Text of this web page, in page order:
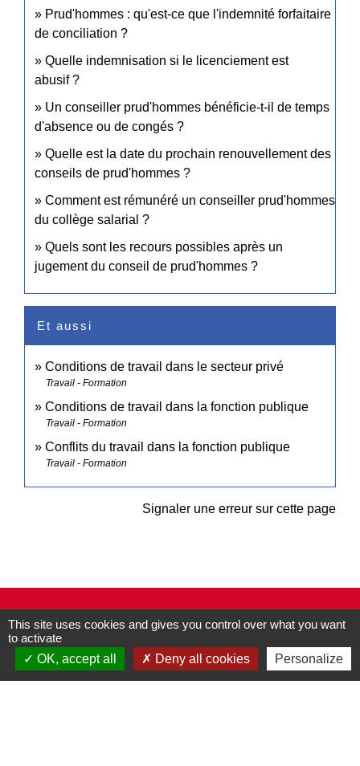
Prud'hommes : qu'est-ce que l'indemnité forfaitaire
de conciliation ?
Quelle indemnisation si le licenciement est
abusif ?
Un conseiller prud'hommes bénéficie-t-il de temps
d'absence ou de congés ?
Quelle est la date du prochain renouvellement des
conseils de prud'hommes ?
Comment est rémunéré un conseiller prud'hommes
du collège salarial ?
Quels sont les recours possibles après un
jugement du conseil de prud'hommes ?
Et aussi
Conditions de travail dans le secteur privé
Travail - Formation
Conditions de travail dans la fonction publique
Travail - Formation
Conflits du travail dans la fonction publique
Travail - Formation
Signaler une erreur sur cette page
Contacts
Commune de Pullay
2 rue des Rossignols
27130 Pullay - FRANCE
+33 2 32 32 18 58
This site uses cookies and gives you control over what you want
to activate
OK, accept all
Deny all cookies Personalize